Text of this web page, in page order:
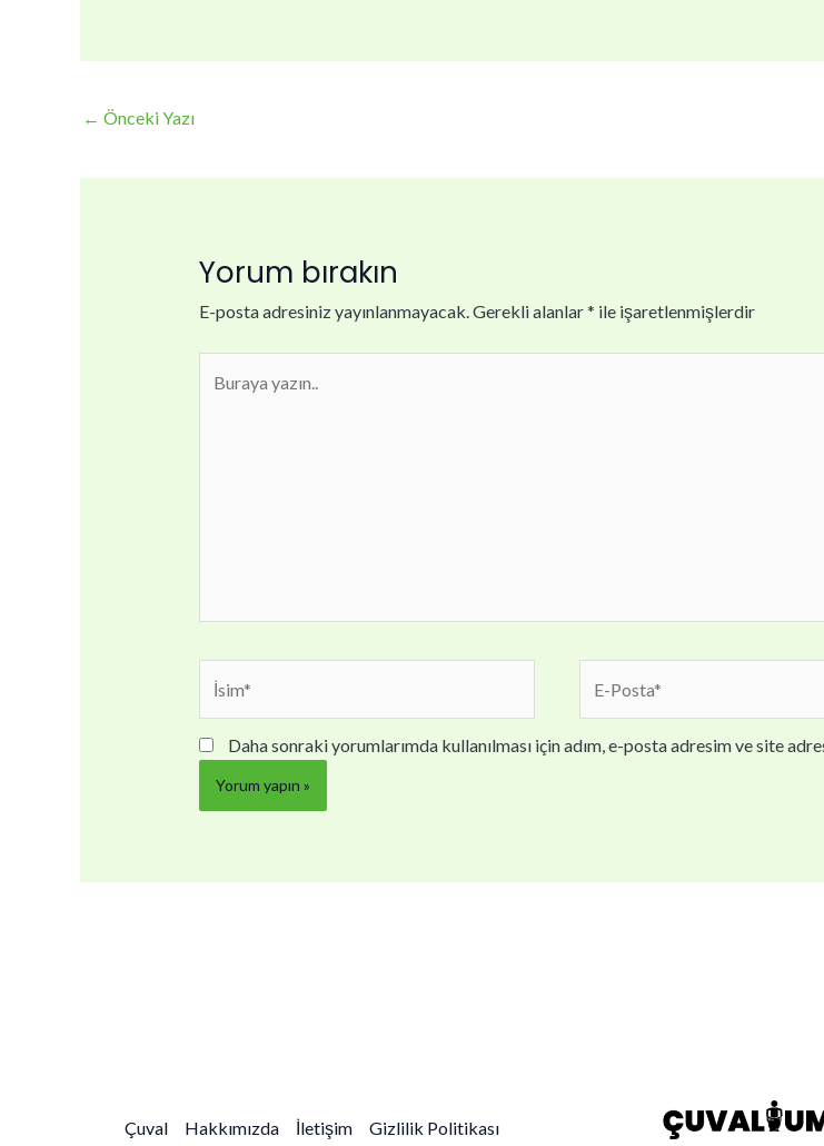
← Önceki Yazı
Yorum bırakın
E-posta adresiniz yayınlanmayacak.Gerekli alanlar* ile işaretlenmişlerdir
Daha sonraki yorumlarımda kullanılması için adım, e-posta adresim ve site
Çuval Hakkımızda İletişim Gizlilik Politikası